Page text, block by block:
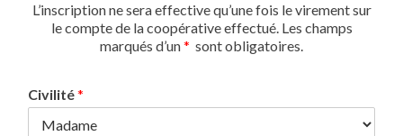
L’inscription ne sera effective qu’une fois le virement sur
le compte de la coopérative effectué. Les champs
marqués d’un* sont obligatoires.
Civilité*